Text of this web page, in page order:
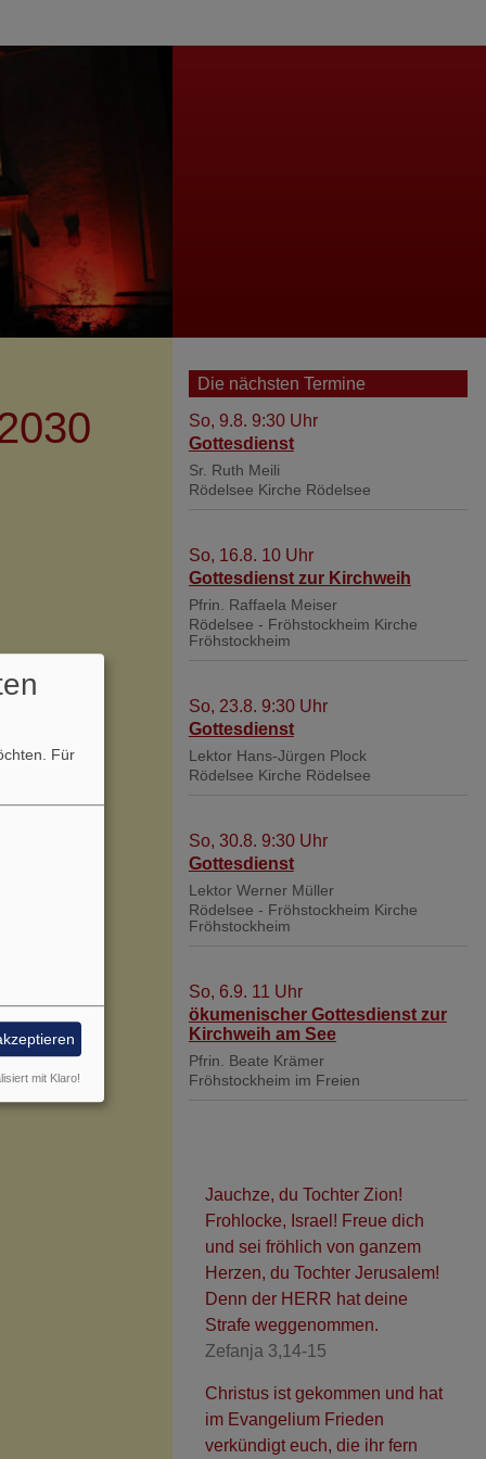
Die nächsten Termine
So, 9.8. 9:30 Uhr
Gottesdienst
Sr. Ruth Meili
Rödelsee Kirche Rödelsee
So, 16.8. 10 Uhr
Gottesdienst zur Kirchweih
Pfrin. Raffaela Meiser
Rödelsee - Fröhstockheim Kirche
Fröhstockheim
So, 23.8. 9:30 Uhr
Gottesdienst
Lektor Hans-Jürgen Plock
Rödelsee Kirche Rödelsee
So, 30.8. 9:30 Uhr
Gottesdienst
Lektor Werner Müller
Rödelsee - Fröhstockheim Kirche
Fröhstockheim
So, 6.9. 11 Uhr
ökumenischer Gottesdienst zur
Kirchweih am See
Pfrin. Beate Krämer
Fröhstockheim im Freien
Jauchze, du Tochter Zion!
Frohlocke, Israel! Freue dich
und sei fröhlich von ganzem
Herzen, du Tochter Jerusalem!
Denn der HERR hat deine
Strafe weggenommen.
Zefanja 3,14-15
Christus ist gekommen und hat
im Evangelium Frieden
verkündigt euch, die ihr fern
Für
mit Klaro!